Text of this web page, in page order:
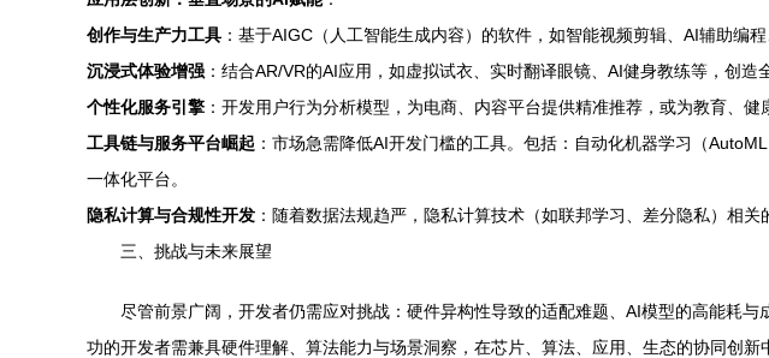
创作与生产力工具 ：基于AIGC（人工智能生成内容）的软件，如智能视频剪辑、AI辅助编
沉浸式体验增强 ：结合AR/VR的AI应用，如虚拟试衣、实时翻译眼镜、AI健身教练等，创造
个性化服务引擎 ：开发用户行为分析模型，为电商、内容平台提供精准推荐，或为教育、健
工具链与服务平台崛起 ：市场急需降低AI开发门槛的工具。包括：自动化机器学习（
一体化平台。
隐私计算与合规性开发 ：随着数据法规趋严，隐私计算技术（如联邦学习、差分隐私）相
三、挑战与未来展望
尽管前景广阔，开发者仍需应对挑战：硬件异构性导致的适配难题、AI模型的高能耗
功的开发者需兼具硬件理解、算法能力与场景洞察，在芯片、算法、应用、生态的协同创新